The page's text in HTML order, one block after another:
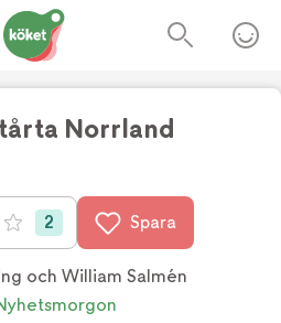
Norrland
röster)
2 Spara
och William Salmén